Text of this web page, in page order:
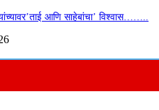
आणि साहेबांचा’ विश्वास……..